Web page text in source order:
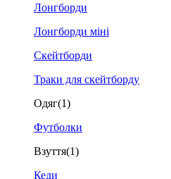
Лонгборди
Лонгборди міні
Скейтборди
Траки для скейтборду
Одяг(1)
Футболки
Взуття(1)
Кеди